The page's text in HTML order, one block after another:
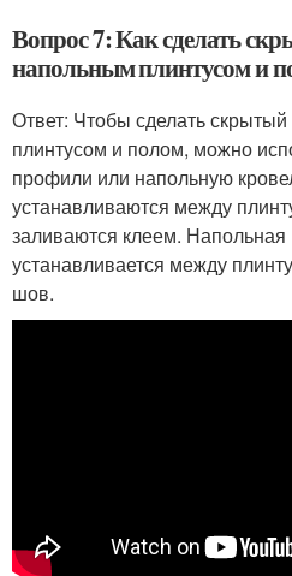
Вопрос 7: Как сделать
напольным плинтусом и
Ответ: Чтобы сделать
плинтусом и полом, можно
профили или напольную
устанавливаются между
заливаются клеем. Напольная
устанавливается между
шов.